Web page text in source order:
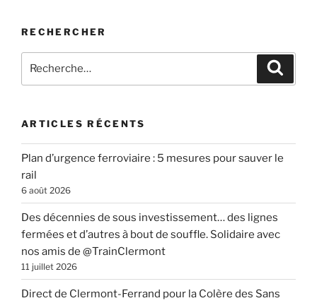
RECHERCHER
pour
ARTICLES RÉCENTS
Plan d’urgence ferroviaire : 5 mesures pour sauver le
rail
6 août 2026
Des décennies de sous investissement… des lignes
fermées et d’autres à bout de souffle. Solidaire avec
nos amis de @TrainClermont
11 juillet 2026
Direct de Clermont-Ferrand pour la Colère des Sans